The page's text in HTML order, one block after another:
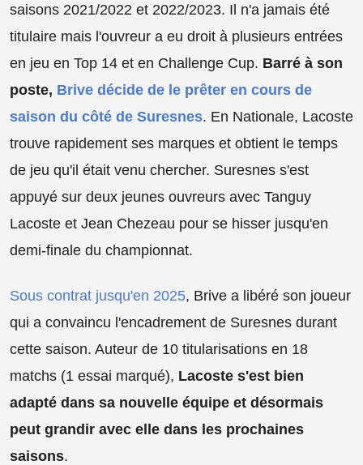
saisons 2021/2022 et 2022/2023. Il n'a jamais été
titulaire mais l'ouvreur a eu droit à plusieurs entrées
en jeu en Top 14 et en Challenge Cup. Barré à son
poste, Brive décide de le prêter en cours de
saison du côté de Suresnes. En Nationale, Lacoste
trouve rapidement ses marques et obtient le temps
de jeu qu'il était venu chercher. Suresnes s'est
appuyé sur deux jeunes ouvreurs avec Tanguy
Lacoste et Jean Chezeau pour se hisser jusqu'en
demi-finale du championnat.
Sous contrat jusqu'en 2025, Brive a libéré son joueur
qui a convaincu l'encadrement de Suresnes durant
cette saison. Auteur de 10 titularisations en 18
matchs (1 essai marqué), Lacoste s'est bien
adapté dans sa nouvelle équipe et désormais
peut grandir avec elle dans les prochaines
saisons.